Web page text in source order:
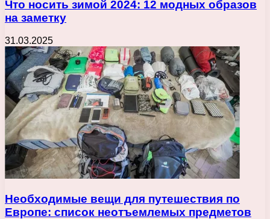
Что носить зимой 2024: 12 модных образов
на заметку
31.03.2025
Необходимые вещи для путешествия по
Европе: список неотъемлемых предметов